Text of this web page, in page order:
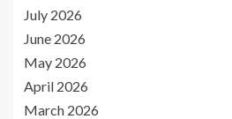
July 2026
June 2026
May 2026
April 2026
March 2026